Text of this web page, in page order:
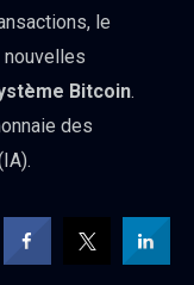
le
nouvelles
Bitcoin.
des